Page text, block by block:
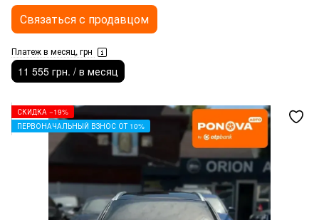
Связаться с продавцом
Платеж в месяц, грн
11 555 грн. / в месяц
СКИДКА −19%
ПЕРВОНАЧАЛЬНЫЙ ВЗНОС ОТ 10%